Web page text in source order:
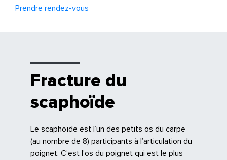
Prendre rendez-vous
Fracture du
scaphoïde
Le scaphoïde est l’un des petits os du carpe
(au nombre de 8) participants à l’articulation du
poignet. C’est l’os du poignet qui est le plus